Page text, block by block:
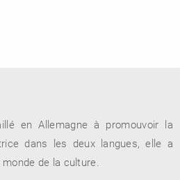
en Allemagne à promouvoir la
dans les deux langues, elle a
de la culture.